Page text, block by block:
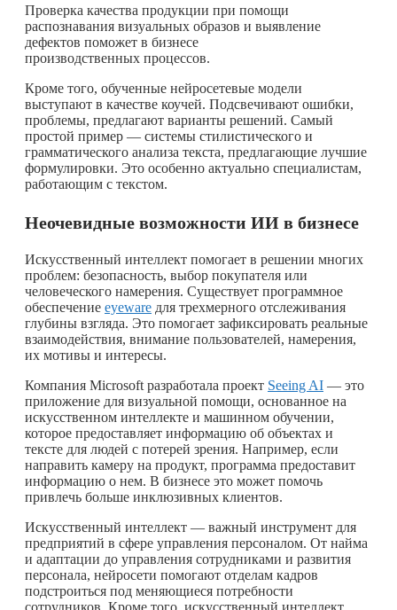
Проверка качества продукции при помощи
распознавания визуальных образов и выявление
дефектов поможет в бизнесе
производственных процессов.
Кроме того, обученные нейросетевые модели
выступают в качестве коучей. Подсвечивают ошибки,
проблемы, предлагают варианты решений. Самый
простой пример — системы стилистического и
грамматического анализа текста, предлагающие лучшие
формулировки. Это особенно актуально специалистам,
работающим с текстом.
Неочевидные возможности ИИ в бизнесе
Искусственный интеллект помогает в решении многих
проблем: безопасность, выбор покупателя или
человеческого намерения. Существует программное
обеспечение eyeware для трехмерного отслеживания
глубины взгляда. Это помогает зафиксировать реальные
взаимодействия, внимание пользователей, намерения,
их мотивы и интересы.
Компания Microsoft разработала проект Seeing AI — это
приложение для визуальной помощи, основанное на
искусственном интеллекте и машинном обучении,
которое предоставляет информацию об объектах и
тексте для людей с потерей зрения. Например, если
направить камеру на продукт, программа предоставит
информацию о нем. В бизнесе это может помочь
привлечь больше инклюзивных клиентов.
Искусственный интеллект — важный инструмент для
предприятий в сфере управления персоналом. От найма
и адаптации до управления сотрудниками и развития
персонала, нейросети помогают отделам кадров
подстроиться под меняющиеся потребности
сотрудников. Кроме того, искусственный интеллект